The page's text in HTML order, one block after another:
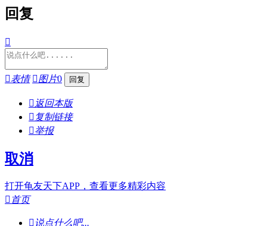
回复

表情 图片0
 返回本版
 复制链接
举报
取消
打开龟友天下APP，查看更多精彩内容
 首页
说点什么吧...